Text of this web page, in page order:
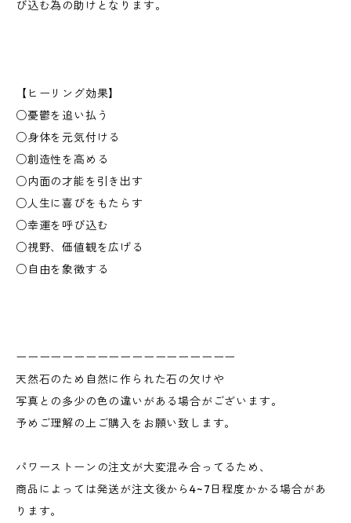
び込む為の助けとなります。
【ヒーリング効果】
○憂鬱を追い払う
○身体を元気付ける
○創造性を高める
○内面の才能を引き出す
○人生に喜びをもたらす
○幸運を呼び込む
○視野、価値観を広げる
○自由を象徴する
ーーーーーーーーーーーーーーーーーーー
天然石のため自然に作られた石の欠けや
写真との多少の色の違いがある場合がございます。
予めご理解の上ご購入をお願い致します。
パワーストーンの注文が大変混み合ってるため、
商品によっては発送が注文後から4~7日程度かかる場合があ
ります。